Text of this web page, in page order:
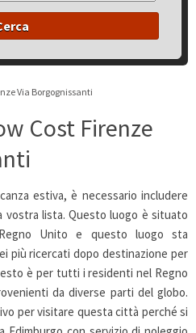
Via Borgognissanti
Cost Firenze
estiva, è necessario includere
vostra lista. Questo luogo è situato
Unito e questo luogo sta
più ricercati dopo destinazione per
è per tutti i residenti nel Regno
da diverse parti del globo.
per visitare questa città perché si